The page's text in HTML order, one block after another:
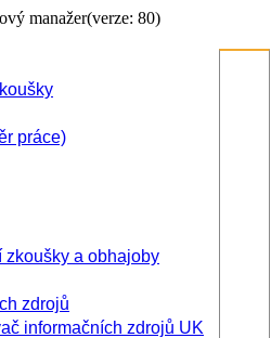
manažer(verze: 80)
práce)
zkoušky a obhajoby
zdrojů
informačních zdrojů UK